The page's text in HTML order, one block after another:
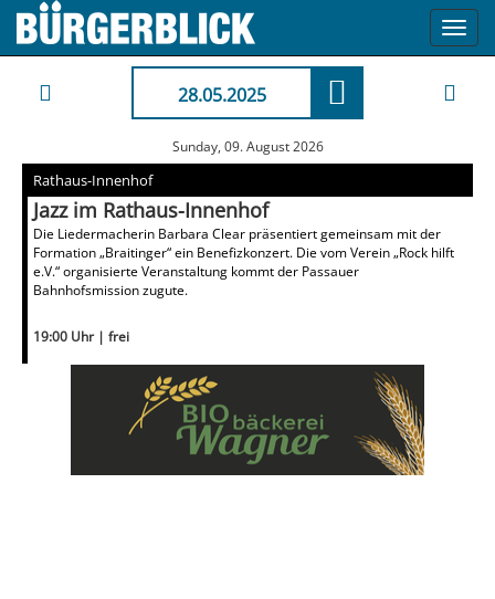
28.05.2025
Sunday, 09. August 2026
Rathaus-Innenhof
Jazz im Rathaus-Innenhof
Die Liedermacherin Barbara Clear präsentiert gemeinsam mit der
Formation „Braitinger“ ein Benefizkonzert. Die vom Verein „Rock hilft
e.V.“ organisierte Veranstaltung kommt der Passauer
Bahnhofsmission zugute.
19:00 Uhr | frei